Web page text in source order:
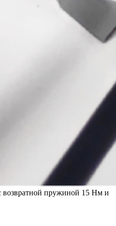
возвратной пружиной 15 Нм и